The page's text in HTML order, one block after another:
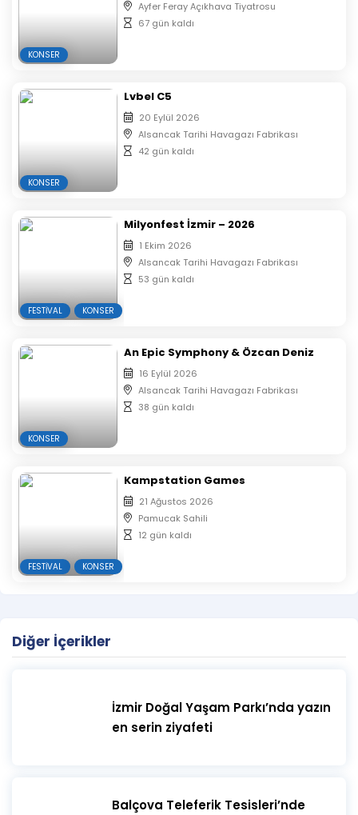
KONSER
Ayfer Feray Açıkhava Tiyatrosu
67 gün kaldı
KONSER
Lvbel C5
20 Eylül 2026
Alsancak Tarihi Havagazı Fabrikası
42 gün kaldı
FESTIVAL KONSER
Milyonfest İzmir – 2026
1 Ekim 2026
Alsancak Tarihi Havagazı Fabrikası
53 gün kaldı
KONSER
An Epic Symphony & Özcan Deniz
16 Eylül 2026
Alsancak Tarihi Havagazı Fabrikası
38 gün kaldı
FESTIVAL KONSER
Kampstation Games
21 Ağustos 2026
Pamucak Sahili
12 gün kaldı
Diğer İçerikler
İzmir Doğal Yaşam Parkı’nda yazın
en serin ziyafeti
​Balçova Teleferik Tesisleri’nde